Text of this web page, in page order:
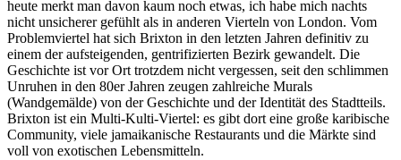
heute merkt man davon kaum noch etwas, ich habe mich nachts
nicht unsicherer gefühlt als in anderen Vierteln von London. Vom
Problemviertel hat sich Brixton in den letzten Jahren definitiv zu
einem der aufsteigenden, gentrifizierten Bezirk gewandelt. Die
Geschichte ist vor Ort trotzdem nicht vergessen, seit den schlimmen
Unruhen in den 80er Jahren zeugen zahlreiche Murals
(Wandgemälde) von der Geschichte und der Identität des Stadtteils.
Brixton ist ein Multi-Kulti-Viertel: es gibt dort eine große karibische
Community, viele jamaikanische Restaurants und die Märkte sind
voll von exotischen Lebensmitteln.